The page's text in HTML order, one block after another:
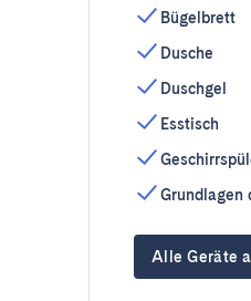
Bügelbrett
Dusche
Duschgel
Esstisch
Grundlagen
Alle Geräte